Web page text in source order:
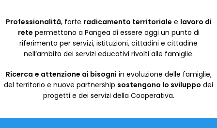
Professionalità, forte radicamento territoriale e lavoro di
rete permettono a Pangea di essere oggi un punto di
riferimento per servizi, istituzioni, cittadini e cittadine
nell’ambito dei servizi educativi rivolti alle famiglie.
Ricerca e attenzione ai bisogni in evoluzione delle famiglie,
del territorio e nuove partnership sostengono lo sviluppo dei
progetti e dei servizi della Cooperativa.